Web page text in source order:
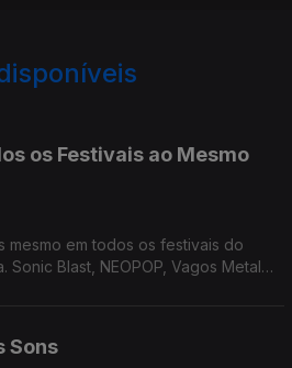
os Festivais ao Mesmo
mesmo em todos os festivais do
Sonic Blast, NEOPOP, Vagos Metal
Sons